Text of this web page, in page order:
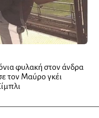
φυλακή στον άνδρα
τον Μαύρο γκέι